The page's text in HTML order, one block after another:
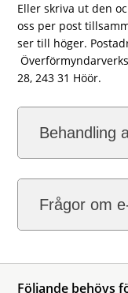
Eller skriva ut den
oss per post
ser till höger.
28, 243 31 Höör.
Behandling
Frågor om
Följande behövs